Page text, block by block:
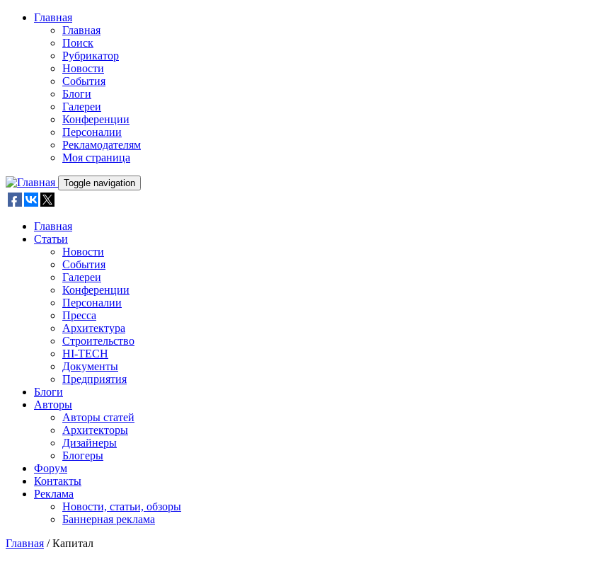
Skip to main content
Главная
Главная
Поиск
Рубрикатор
Новости
События
Блоги
Галереи
Конференции
Персоналии
Рекламодателям
Моя страница
Toggle navigation
Главная
Статьи
Новости
События
Галереи
Конференции
Персоналии
Пресса
Архитектура
Строительство
HI-TECH
Документы
Предприятия
Блоги
Авторы
Авторы статей
Архитекторы
Дизайнеры
Блогеры
Форум
Контакты
Реклама
Новости, статьи, обзоры
Баннерная реклама
Главная / Капитал